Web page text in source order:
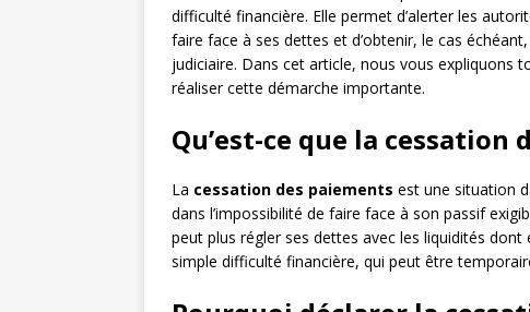
difficulté financière. Elle permet d’alerter les
faire face à ses dettes et d’obtenir, le cas
judiciaire. Dans cet article, nous vous expliquons
réaliser cette démarche importante.
Qu’est-ce que la cessation
La cessation des paiements est une situation
dans l’impossibilité de faire face à son passif
peut plus régler ses dettes avec les liquidités
simple difficulté financière, qui peut être